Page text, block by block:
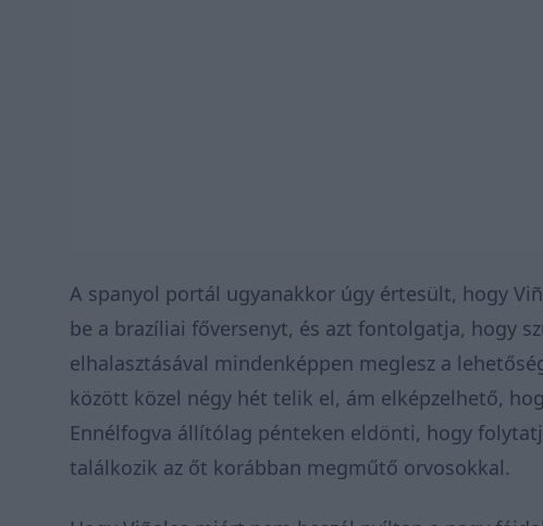
A spanyol portál ugyanakkor úgy értesült, hogy
be a brazíliai főversenyt, és azt fontolgatja, hogy
elhalasztásával mindenképpen meglesz a
között közel négy hét telik el, ám elképzelhető,
Ennélfogva állítólag pénteken eldönti, hogy
találkozik az őt korábban megműtő orvosokkal.